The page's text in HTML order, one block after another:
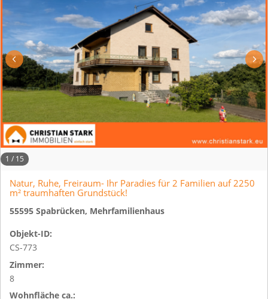
1 / 15
Natur, Ruhe, Freiraum- Ihr Paradies für 2 Familien auf 2250
m² traumhaften Grundstück!
55595 Spabrücken, Mehrfamilienhaus
Objekt-ID:
CS-773
Zimmer:
8
Wohnfläche ca.: